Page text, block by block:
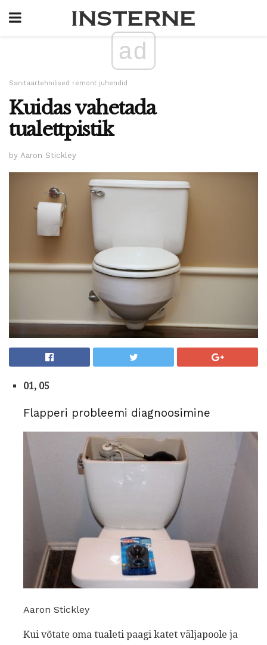
ad
Sanitaartehnilised remont juhendid
Kuidas vahetada
tualettpistik
by Aaron Stickley
01, 05
Flapperi probleemi diagnoosimine
Aaron Stickley
Kui võtate oma tualeti paagi katet väljapoole ja